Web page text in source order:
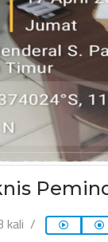
kali